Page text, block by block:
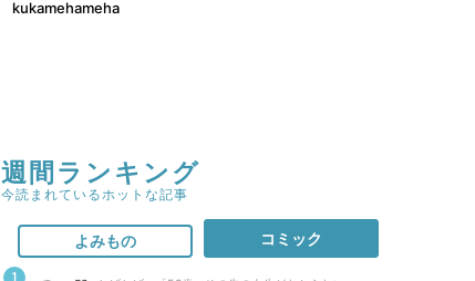
kukamehameha
週間ランキング
今読まれているホットな記事
よみもの コミック